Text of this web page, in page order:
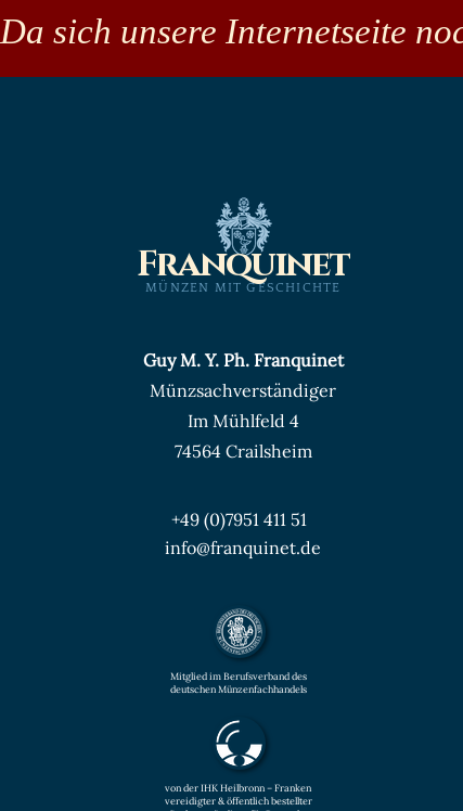
Da sich unsere Internetseite
MÜNZEN MIT GESCHICHTE
Franquinet
Guy M. Y. Ph. Franquinet
Münzsachverständiger
Im Mühlfeld 4
74564 Crailsheim
+49 (0)7951 411 51
info@franquinet.de
Mitglied im Berufsverband des
deutschen Münzenfachhandels
von der IHK Heilbronn – Franken
vereidigter & öffentlich bestellter